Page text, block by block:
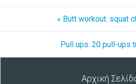
« Butt workout: squat
Pull ups: 20 pull-ups
Αρχική